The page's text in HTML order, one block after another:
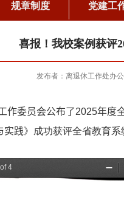
规章制度 党建工
喜报！我校案例获评
发布者：离退休工作处办
作委员会公布了2025年度
实践》成功获评全省教育